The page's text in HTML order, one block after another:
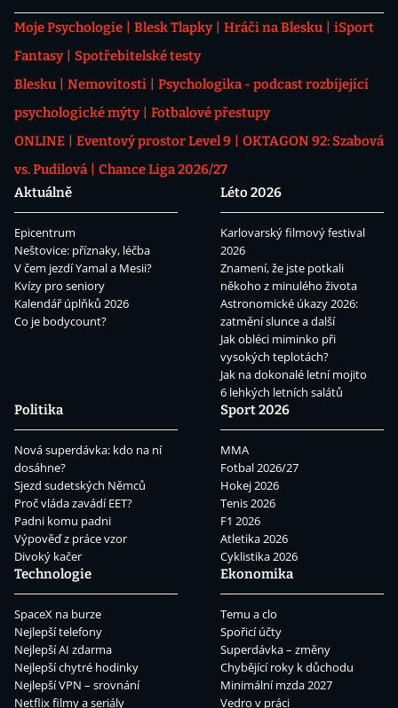
Moje Psychologie Blesk Tlapky Hráči na Blesku
iSport
Fantasy
Spotřebitelské testy
Blesku
Nemovitosti
Psychologika - podcast rozbíjející
psychologické mýty
Fotbalové přestupy
ONLINE
Eventový prostor Level 9
OKTAGON 92: Szabová
vs. Pudilová
Chance Liga 2026/27
Aktuálně
Epicentrum
Neštovice: příznaky, léčba
V čem jezdí Yamal a Mesii?
Kvízy pro seniory
Kalendář úplňků 2026
Co je bodycount?
Léto 2026
Karlovarský filmový festival
2026
Znamení, že jste potkali
někoho z minulého života
Astronomické úkazy 2026:
zatmění slunce a další
Jak obléci miminko při
vysokých teplotách?
Jak na dokonalé letní mojito
6 lehkých letních salátů
Politika
Nová superdávka: kdo na ní
dosáhne?
Sjezd sudetských Němců
Proč vláda zavádí EET?
Padni komu padni
Výpověď z práce vzor
Divoký kačer
Sport 2026
MMA
Fotbal 2026/27
Hokej 2026
Tenis 2026
F1 2026
Atletika 2026
Cyklistika 2026
Technologie
SpaceX na burze
Nejlepší telefony
Nejlepší AI zdarma
Nejlepší chytré hodinky
Nejlepší VPN – srovnání
Netflix filmy a seriály
Ekonomika
Temu a clo
Spořicí účty
Superdávka – změny
Chybějící roky k důchodu
Minimální mzda 2027
Vedro v práci